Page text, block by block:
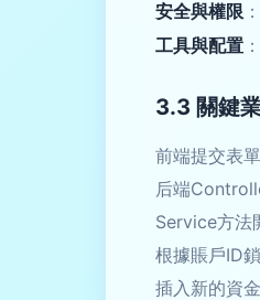
安全與權限
工具與配置
3.3 關鍵
前端提交表
后端
Service方法
根據賬戶ID
插入新的資